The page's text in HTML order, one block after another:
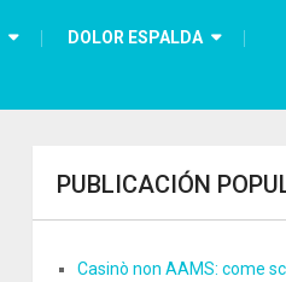
DOLOR ESPALDA
PUBLICACIÓN
Casinò non AAMS: come